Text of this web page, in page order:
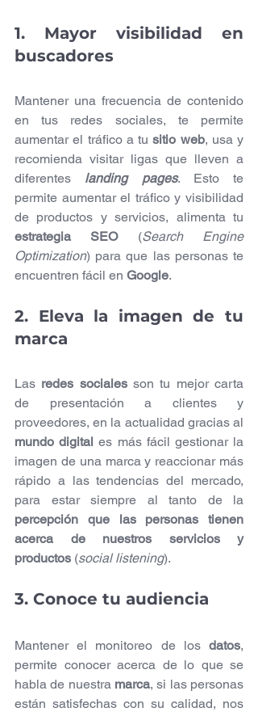
1. Mayor visibilidad en
buscadores
Mantener una frecuencia de contenido
en tus redes sociales, te permite
aumentar el tráfico a tu sitio web, usa y
recomienda visitar ligas que lleven a
diferentes landing pages. Esto te
permite aumentar el tráfico y visibilidad
estrategia SEO (Search Engine
Optimization) para que las personas te
encuentren fácil en Google.
2. Eleva la imagen de tu
marca
Las redes sociales son tu mejor carta
de presentación a clientes y
mundo digital es más fácil gestionar la
imagen de una marca y reaccionar más
rápido a las tendencias del mercado,
percepción que las personas tienen
acerca de nuestros servicios y
productos (social listening).
3. Conoce tu audiencia
Mantener el monitoreo de los datos,
permite conocer acerca de lo que se
habla de nuestra marca, si las personas
están satisfechas con su calidad, nos